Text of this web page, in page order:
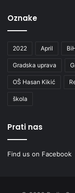
Oznake
2022 April
Gradska uprava
OŠ Hasan Kikić
škola
Prati nas
Find us on Facebook